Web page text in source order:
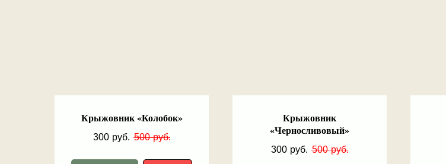
Крыжовник «Колобок»
300 руб. 500 руб.
Крыжовник
«Черносливовый»
300 руб. 500 руб.